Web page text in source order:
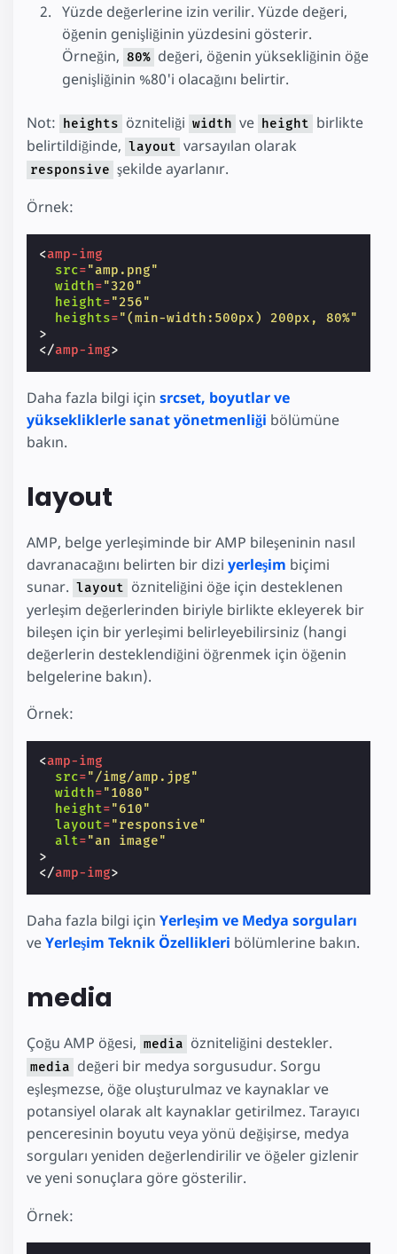
Yüzde değerlerine izin verilir. Yüzde değeri,
öğenin genişliğinin yüzdesini gösterir.
Örneğin, 80% değeri, öğenin yüksekliğinin öğe
genişliğinin %80'i olacağını belirtir.
Not: heights özniteliği width ve height birlikte
belirtildiğinde, layout varsayılan olarak
responsive şekilde ayarlanır.
Örnek:
<amp-img
src="amp.png"
width="320"
height="256"
heights="(min-width:500px) 200px, 80%"
>
</amp-img>
Daha fazla bilgi için srcset, boyutlar ve
yüksekliklerle sanat yönetmenliği bölümüne
bakın.
layout
AMP, belge yerleşiminde bir AMP bileşeninin nasıl
davranacağını belirten bir dizi yerleşim biçimi
sunar. layout özniteliğini öğe için desteklenen
yerleşim değerlerinden biriyle birlikte ekleyerek bir
bileşen için bir yerleşimi belirleyebilirsiniz (hangi
değerlerin desteklendiğini öğrenmek için öğenin
belgelerine bakın).
Örnek:
<amp-img
src="/img/amp.jpg"
width="1080"
height="610"
layout="responsive"
alt="an image"
>
</amp-img>
Daha fazla bilgi için Yerleşim ve Medya sorguları
veYerleşim Teknik Özellikleri bölümlerine bakın.
media
Çoğu AMP öğesi, media özniteliğini destekler.
media değeri bir medya sorgusudur. Sorgu
eşleşmezse, öğe oluşturulmaz ve kaynaklar ve
potansiyel olarak alt kaynaklar getirilmez. Tarayıcı
penceresinin boyutu veya yönü değişirse, medya
sorguları yeniden değerlendirilir ve öğeler gizlenir
ve yeni sonuçlara göre gösterilir.
Örnek: